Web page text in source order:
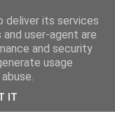
deliver its services
user-agent are
and security
usage
IT